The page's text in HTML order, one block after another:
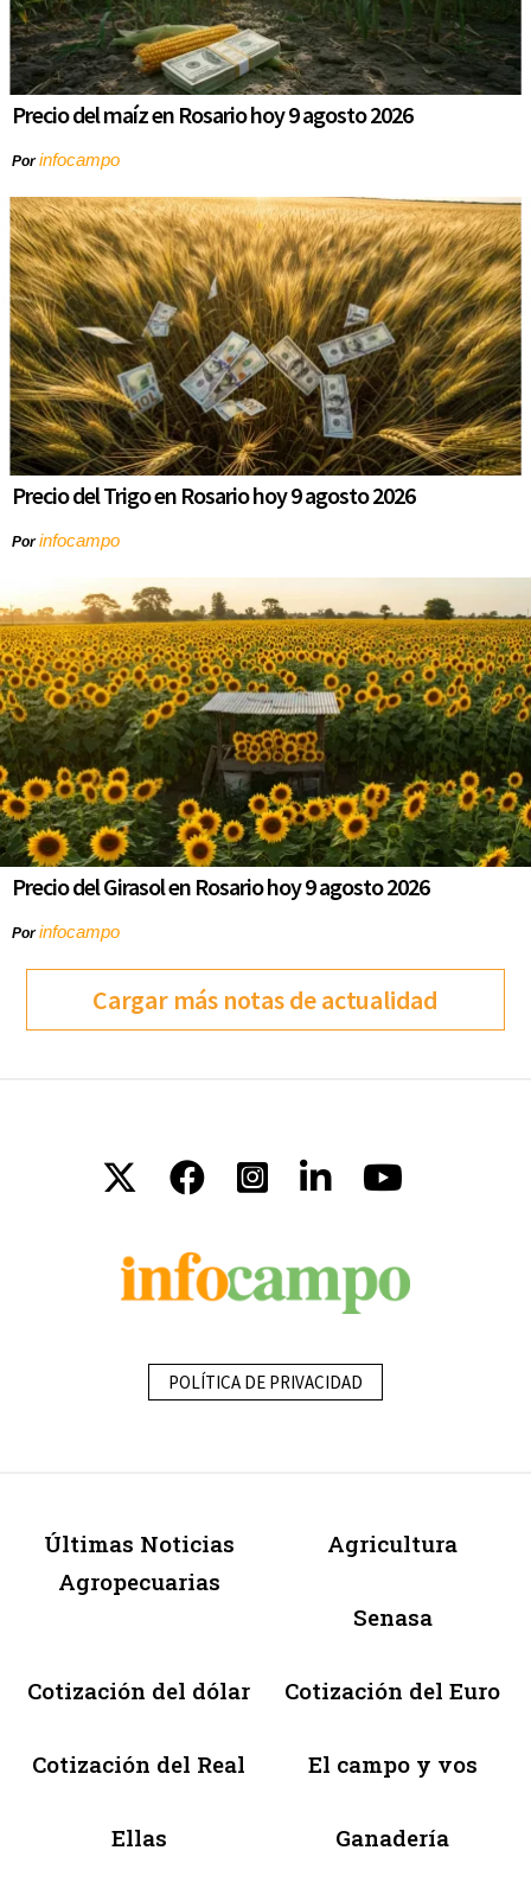
Precio del maíz en Rosario hoy 9 agosto 2026
Porinfocampo
Precio del Trigo en Rosario hoy 9 agosto 2026
Porinfocampo
Precio del Girasol en Rosario hoy 9 agosto 2026
Porinfocampo
Cargar más notas de actualidad
POLÍTICA DE PRIVACIDAD
Últimas Noticias
Agropecuarias
Agricultura
Senasa
Cotización del dólar Cotización del Euro
Cotización del Real El campo y vos
Ellas Ganadería